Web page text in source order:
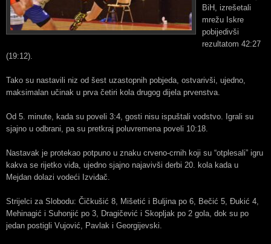
BiH, izrešetali
mrežu Iskre
pobijedivši
rezultatom 42:27
(19:12).
Tako su nastavili niz od šest uzastopnih pobjeda, ostvarivši, ujedno,
maksimalan učinak u prva četiri kola drugog dijela prvenstva.
Od 5. minute, kada su poveli 3:4, gosti nisu ispuštali vodstvo. Igrali su
sjajno u odbrani, pa su pretkraj poluvremena poveli 10:18.
Nastavak je protekao potpuno u znaku crveno-crnih koji su “otplesali” igru
kakva se rijetko viđa, ujedno sjajno najavivši derbi 20. kola kada u
Mejdan dolazi vodeći Izviđač.
Strijelci za Slobodu: Čičkušić 8, Mišetić i Buljina po 6, Bečić 5, Đukić 4,
Mehinagić i Suhonjić po 3, Dragičević i Skopljak po 2 gola, dok su po
jedan postigli Vujović, Pavlak i Georgijevski.